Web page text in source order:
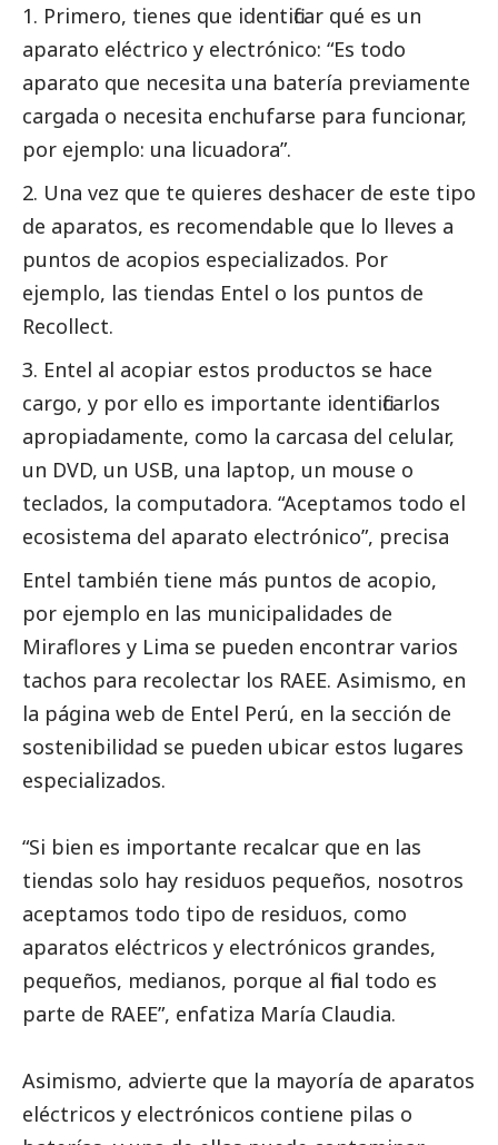
Primero, tienes que identificar qué es un
aparato eléctrico y electrónico: “Es todo
aparato que necesita una batería previamente
cargada o necesita enchufarse para funcionar,
por ejemplo: una licuadora”.
Una vez que te quieres deshacer de este tipo
de aparatos, es recomendable que lo lleves a
puntos de acopios especializados. Por
ejemplo, las tiendas Entel o los puntos de
Recollect.
Entel al acopiar estos productos se hace
cargo, y por ello es importante identificarlos
apropiadamente, como la carcasa del celular,
un DVD, un USB, una laptop, un mouse o
teclados, la computadora. “Aceptamos todo el
ecosistema del aparato electrónico”, precisa
Entel también tiene más puntos de acopio,
por ejemplo en las municipalidades de
Miraflores y Lima se pueden encontrar varios
tachos para recolectar los RAEE. Asimismo, en
la página web de Entel Perú, en la sección de
sostenibilidad se pueden ubicar estos lugares
especializados.
“Si bien es importante recalcar que en las
tiendas solo hay residuos pequeños, nosotros
aceptamos todo tipo de residuos, como
aparatos eléctricos y electrónicos grandes,
pequeños, medianos, porque al final todo es
parte de RAEE”, enfatiza María Claudia.
Asimismo, advierte que la mayoría de aparatos
eléctricos y electrónicos contiene pilas o